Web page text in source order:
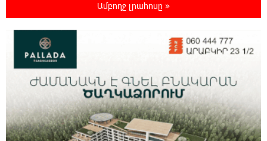
Գերմանիայում ահաբեկչության գործով
օդանավակայանում պայթուցիկով անօդաչու սարք
հայտնաբերելուց հետո
0:20:46 6-08-2026
Իրազեկում․ գործարկվելու է էլեկտրական
շչակ
0:03:57 6-08-2026
Ամբողջ լրահոսը »